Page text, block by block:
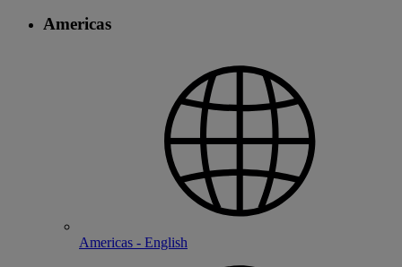
Americas
Americas - English